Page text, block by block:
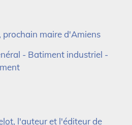
prochain maire d'Amiens
- Batiment industriel -
, l'auteur et l'éditeur de